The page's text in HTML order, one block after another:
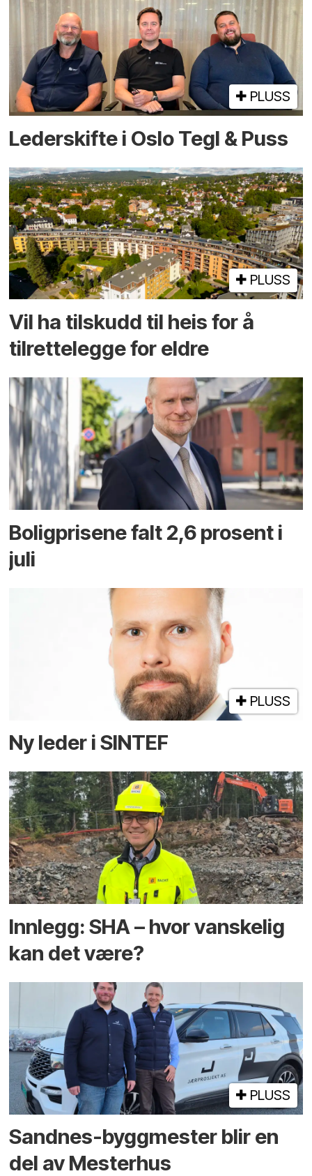
PLUSS
Lederskifte i Oslo Tegl & Puss
PLUSS
Vil ha tilskudd til heis for å
tilrettelegge for eldre
Boligprisene falt 2,6 prosent i
juli
PLUSS
Ny leder i SINTEF
Innlegg: SHA – hvor vanskelig
kan det være?
PLUSS
Sandnes-byggmester blir en
del av Mesterhus